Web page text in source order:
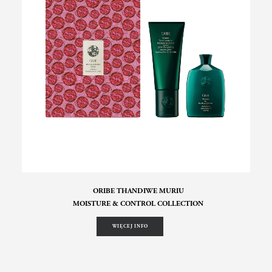
ORIBE THANDIWE MURIU
MOISTURE & CONTROL COLLECTION
WIĘCEJ INFO